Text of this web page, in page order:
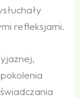
refleksjami.